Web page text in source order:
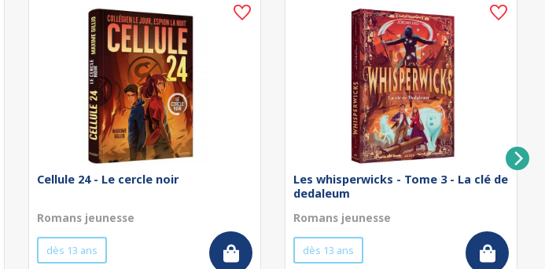
Cellule 24 - Le cercle noir
Romans jeunesse
dès 13 ans
Les whisperwicks - Tome 3 - La clé de
dedaleum
Romans jeunesse
dès 13 ans